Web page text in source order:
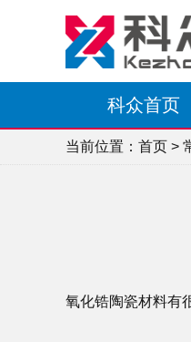
科众首页
当前位置： 首页 >
氧化锆陶瓷材料有